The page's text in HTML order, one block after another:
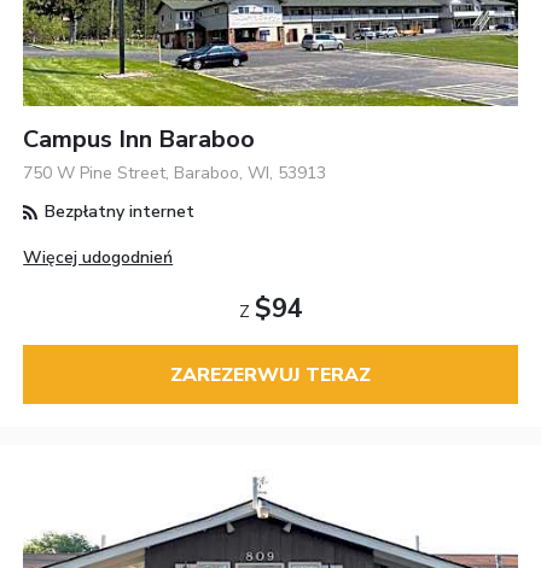
Campus Inn Baraboo
750 W Pine Street, Baraboo, WI, 53913
Bezpłatny internet
Więcej udogodnień
Z $94
ZAREZERWUJ TERAZ